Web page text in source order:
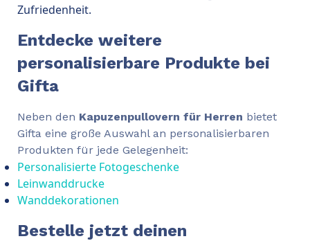
Zufriedenheit.
Entdecke weitere
personalisierbare Produkte bei
Gifta
Neben den Kapuzenpullovern für Herren bietet
Gifta eine große Auswahl an personalisierbaren
Produkten für jede Gelegenheit:
Personalisierte Fotogeschenke
Leinwanddrucke
Wanddekorationen
Bestelle jetzt deinen